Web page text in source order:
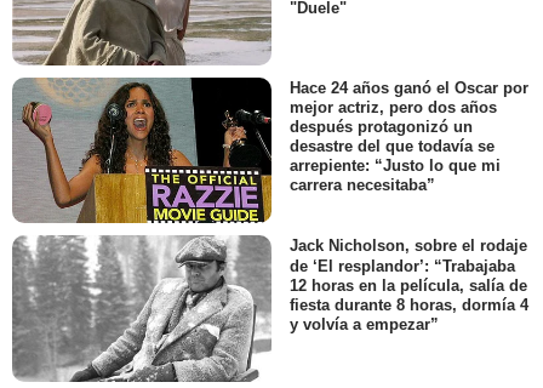
"Duele"
Hace 24 años ganó el Oscar por
mejor actriz, pero dos años
después protagonizó un
desastre del que todavía se
arrepiente: “Justo lo que mi
carrera necesitaba”
Jack Nicholson, sobre el rodaje
de ‘El resplandor’: “Trabajaba
12 horas en la película, salía de
fiesta durante 8 horas, dormía 4
y volvía a empezar”